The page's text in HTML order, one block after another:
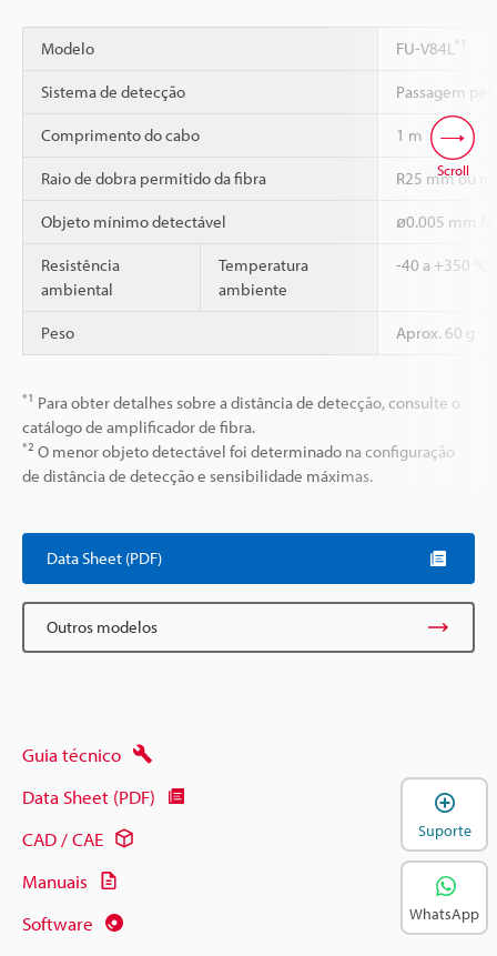
Modelo FU-V84L*1
Sistema de detecção Passagem
Comprimento do cabo 1 m
Raio de dobra permitido da fibra R25 mm ou
Objeto mínimo detectável ø0.005 mm
Resistência
ambiental
Temperatura
ambiente
-40 a +350 °C
Peso Aprox. 60 g
*1 Para obter detalhes sobre a distância de detecção, consulte o
catálogo de amplificador de fibra.
*2 O menor objeto detectável foi determinado na configuração
de distância de detecção e sensibilidade máximas.
Scroll
Data Sheet (PDF)
Outros modelos
Guia técnico
Data Sheet (PDF)
CAD / CAE
Manuais
Software
Suporte
WhatsApp